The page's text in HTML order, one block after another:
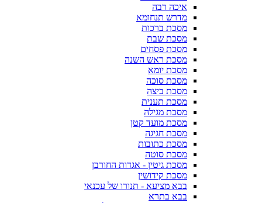
איכה רבה
מדרש תנחומא
מסכת ברכות
מסכת שבת
מסכת פסחים
מסכת ראש השנה
מסכת יומא
מסכת סוכה
מסכת ביצה
מסכת תענית
מסכת מגילה
מסכת מועד קטן
מסכת חגיגה
מסכת כתובות
מסכת סוטה
מסכת גיטין - אגדות החורבן
מסכת קידושין
בבא מציעא - תנורו של עכנאי
בבא בתרא